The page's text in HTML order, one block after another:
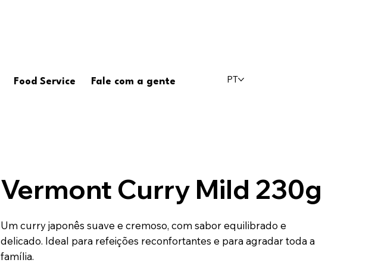
Food Service Fale com a gente PT
Vermont Curry Mild 230g
Um curry japonês suave e cremoso, com sabor equilibrado e
delicado. Ideal para refeições reconfortantes e para agradar toda a
família.